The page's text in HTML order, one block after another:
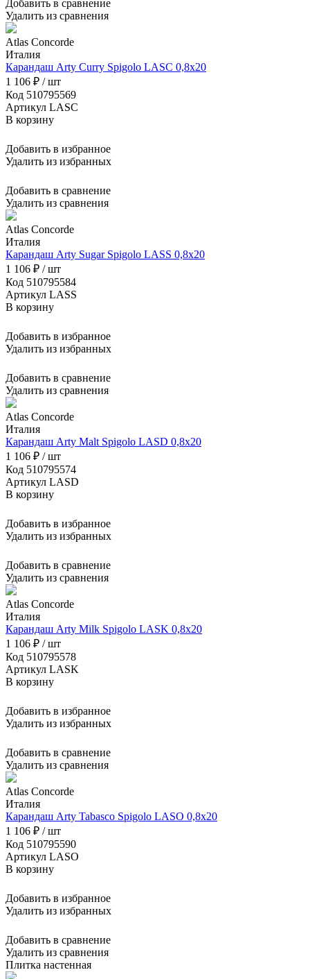
Добавить в сравнение
Удалить из сравнения
Atlas Concorde
Италия
Карандаш Arty Curry Spigolo LASC 0,8x20
1 106 ₽ / шт
Код 510795569
Артикул LASC
В корзину
Добавить в избранное
Удалить из избранных
Добавить в сравнение
Удалить из сравнения
Atlas Concorde
Италия
Карандаш Arty Sugar Spigolo LASS 0,8x20
1 106 ₽ / шт
Код 510795584
Артикул LASS
В корзину
Добавить в избранное
Удалить из избранных
Добавить в сравнение
Удалить из сравнения
Atlas Concorde
Италия
Карандаш Arty Malt Spigolo LASD 0,8x20
1 106 ₽ / шт
Код 510795574
Артикул LASD
В корзину
Добавить в избранное
Удалить из избранных
Добавить в сравнение
Удалить из сравнения
Atlas Concorde
Италия
Карандаш Arty Milk Spigolo LASK 0,8x20
1 106 ₽ / шт
Код 510795578
Артикул LASK
В корзину
Добавить в избранное
Удалить из избранных
Добавить в сравнение
Удалить из сравнения
Atlas Concorde
Италия
Карандаш Arty Tabasco Spigolo LASO 0,8x20
1 106 ₽ / шт
Код 510795590
Артикул LASO
В корзину
Добавить в избранное
Удалить из избранных
Добавить в сравнение
Удалить из сравнения
Плитка настенная